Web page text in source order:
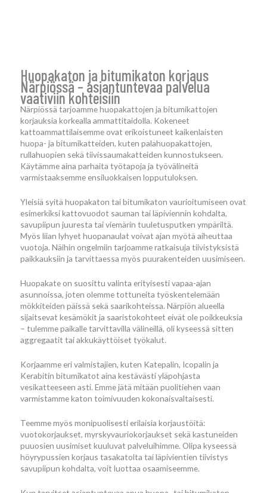
Huopakaton ja bitumikaton korjaus
Närpiössä – asiantuntevaa palvelua
vaativiin kohteisiin
Närpiössä tarjoamme huopakattojen ja bitumikattojen
korjauksia korkealla ammattitaidolla. Kokeneet
kattoammattilaisemme ovat erikoistuneet kaikenlaisten
huopa- ja bitumikatteiden, kuten palahuopakattojen,
rullahuopien sekä tiivissaumakatteiden kunnostukseen.
Käytämme aina parhaita työtapoja ja työvälineitä
varmistaaksemme ensiluokkaisen lopputuloksen.
Yleisiä syitä huopakaton tai bitumikaton vaurioitumiseen ovat
esimerkiksi kattovuodot sauman tai läpiviennin kohdalta,
savupiipun juuresta tai viemärin tuuletusputken ympäriltä.
Myös liian lyhyet huopanaulat voivat ajan myötä aiheuttaa
vuotoja. Näihin ongelmiin tarjoamme ratkaisuja tiivistyksistä
paikkauksiin ja tarvittaessa myös puurakenteiden uusimiseen.
Huopakate on suosittu valinta erityisesti vapaa-ajan
asunnoissa, joten olemme tottuneita työskentelemään
mökkiteiden päissä sekä saarikohteissa. Närpiön alueella
sijaitsevat kesämökit ja saaristokohteet eivät ole poikkeuksia
– tulemme paikalle tarvittavilla välineillä, oli kyseessä sitten
aggregaatit tai akkukäyttöiset työkalut.
Korjaamme eri valmistajien, kuten Katepalin, Icopalin ja
Kerabitin bitumikatot aina kestävästi yläpohjasta
vesikatteeseen asti. Emme jätä mitään puolitiehen vaan
varmistamme katon toimivuuden kokonaisvaltaisesti.
Teemme myös monipuolisesti erilaisia korjaustöitä:
vuotokorjaukset, myrskyvauriokorjaukset sekä kastuneiden
puuosien uusimiset kuuluvat palveluihimme. Olipa kyseessä
höyrypussien korjaus tasakatolta tai läpivientien tiivistys
savupiipun kohdalta, voit luottaa osaamiseemme.